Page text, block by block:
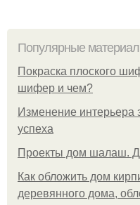
Популярные
Покраска плоского
шифер и чем?
Изменение
успеха
Проекты дом шалаш.
Как обложить дом
деревянного дома,